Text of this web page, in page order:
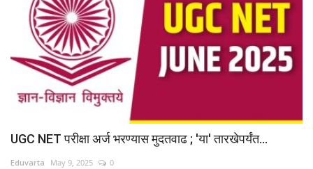
UGC NET परीक्षा अर्ज भरण्यास मुदतवाढ ; 'या' तारखेपर्यंत...
Eduvarta May 9, 2025 0